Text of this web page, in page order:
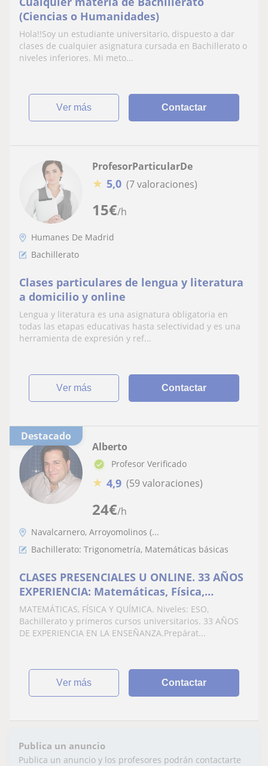
(Ciencias o Humanidades)
Hola!!Soy un estudiante universitario, dispuesto a dar
clases de cualquier asignatura cursada en Bachillerato o
niveles inferiores. Mi meto...
ver más Contactar
15€/h
ProfesorParticularDe
★ 5,0 (7 valoraciones)
Humanes De Madrid
Bachillerato
Clases particulares de lengua y literatura
a domicilio y online
Lengua y literatura es una asignatura obligatoria en
todas las etapas educativas hasta selectividad y es una
herramienta de expresión y ref...
ver más Contactar
Destacado
24€/h
Alberto
Profesor Verificado
★ 4,9 (59 valoraciones)
Navalcarnero, Arroyomolinos (...
Bachillerato: Trigonometría, Matemáticas básicas
CLASES PRESENCIALES U ONLINE. 33 AÑOS
EXPERIENCIA: Matemáticas, Física,
Química. Eso, Bachillerato, Acceso a la
Universidad cualquier edad
MATEMÁTICAS, FÍSICA Y QUÍMICA. Niveles: ESO,
Bachillerato y primeros cursos universitarios. 33 AÑOS
DE EXPERIENCIA EN LA ENSEÑANZA.Prepárat...
ver más Contactar
Publica un anuncio
Publica un anuncio y los profesores podrán contactarte